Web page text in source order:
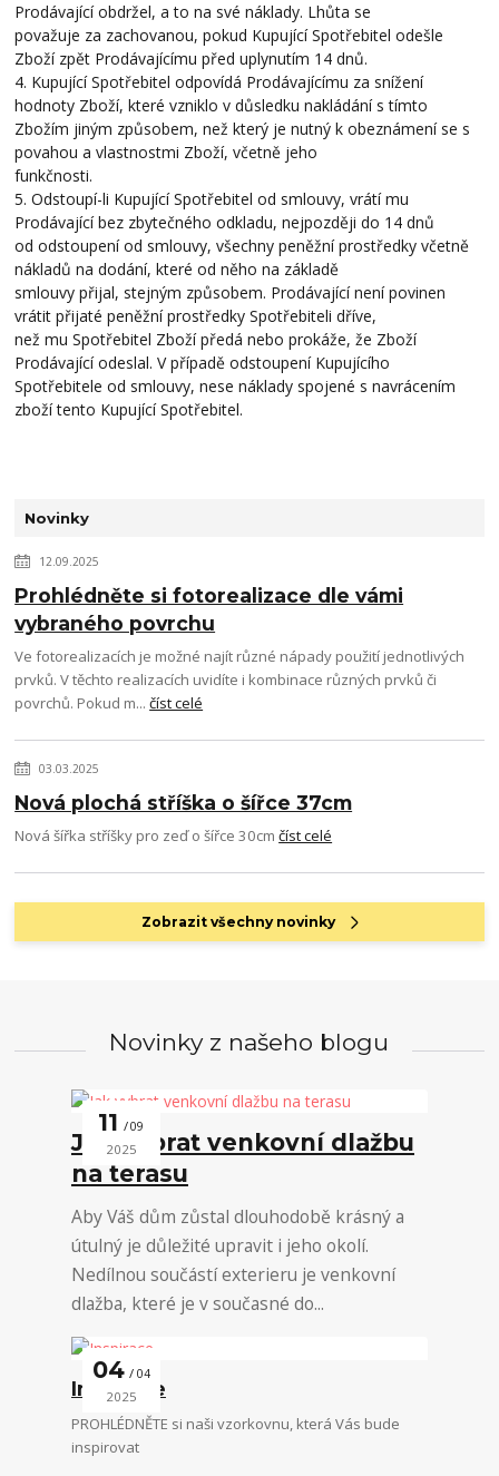
Novinky
12.09.2025
Prohlédněte si fotorealizace dle vámi
vybraného povrchu
Ve fotorealizacích je možné najít různé nápady použití jednotlivých
prvků. V těchto realizacích uvidíte i kombinace různých prvků či
povrchů. Pokud m...číst celé
03.03.2025
Nová plochá stříška o šířce 37cm
Nová šířka stříšky pro zeď o šířce 30cmčíst celé
Zobrazit všechny novinky
Prodávající obdržel, a to na své náklady. Lhůta se
považuje za zachovanou, pokud Kupující Spotřebitel odešle
Zboží zpět Prodávajícímu před uplynutím 14 dnů.
4. Kupující Spotřebitel odpovídá Prodávajícímu za snížení
hodnoty Zboží, které vzniklo v důsledku nakládání s tímto
Zbožím jiným způsobem, než který je nutný k obeznámení se s
povahou a vlastnostmi Zboží, včetně jeho
funkčnosti.
5. Odstoupí-li Kupující Spotřebitel od smlouvy, vrátí mu
Prodávající bez zbytečného odkladu, nejpozději do 14 dnů
od odstoupení od smlouvy, všechny peněžní prostředky včetně
nákladů na dodání, které od něho na základě
smlouvy přijal, stejným způsobem. Prodávající není povinen
vrátit přijaté peněžní prostředky Spotřebiteli dříve,
než mu Spotřebitel Zboží předá nebo prokáže, že Zboží
Prodávající odeslal. V případě odstoupení Kupujícího
Spotřebitele od smlouvy, nese náklady spojené s navrácením
zboží tento Kupující Spotřebitel.
Novinky z našeho blogu
11 09
2025
Jak vybrat venkovní dlažbu
na terasu
Aby Váš dům zůstal dlouhodobě krásný a
útulný je důležité upravit i jeho okolí.
Nedílnou součástí exterieru je venkovní
dlažba, které je v současné do...
04 04
2025
Inspirace
PROHLÉDNĚTE si naši vzorkovnu, která Vás bude
inspirovat